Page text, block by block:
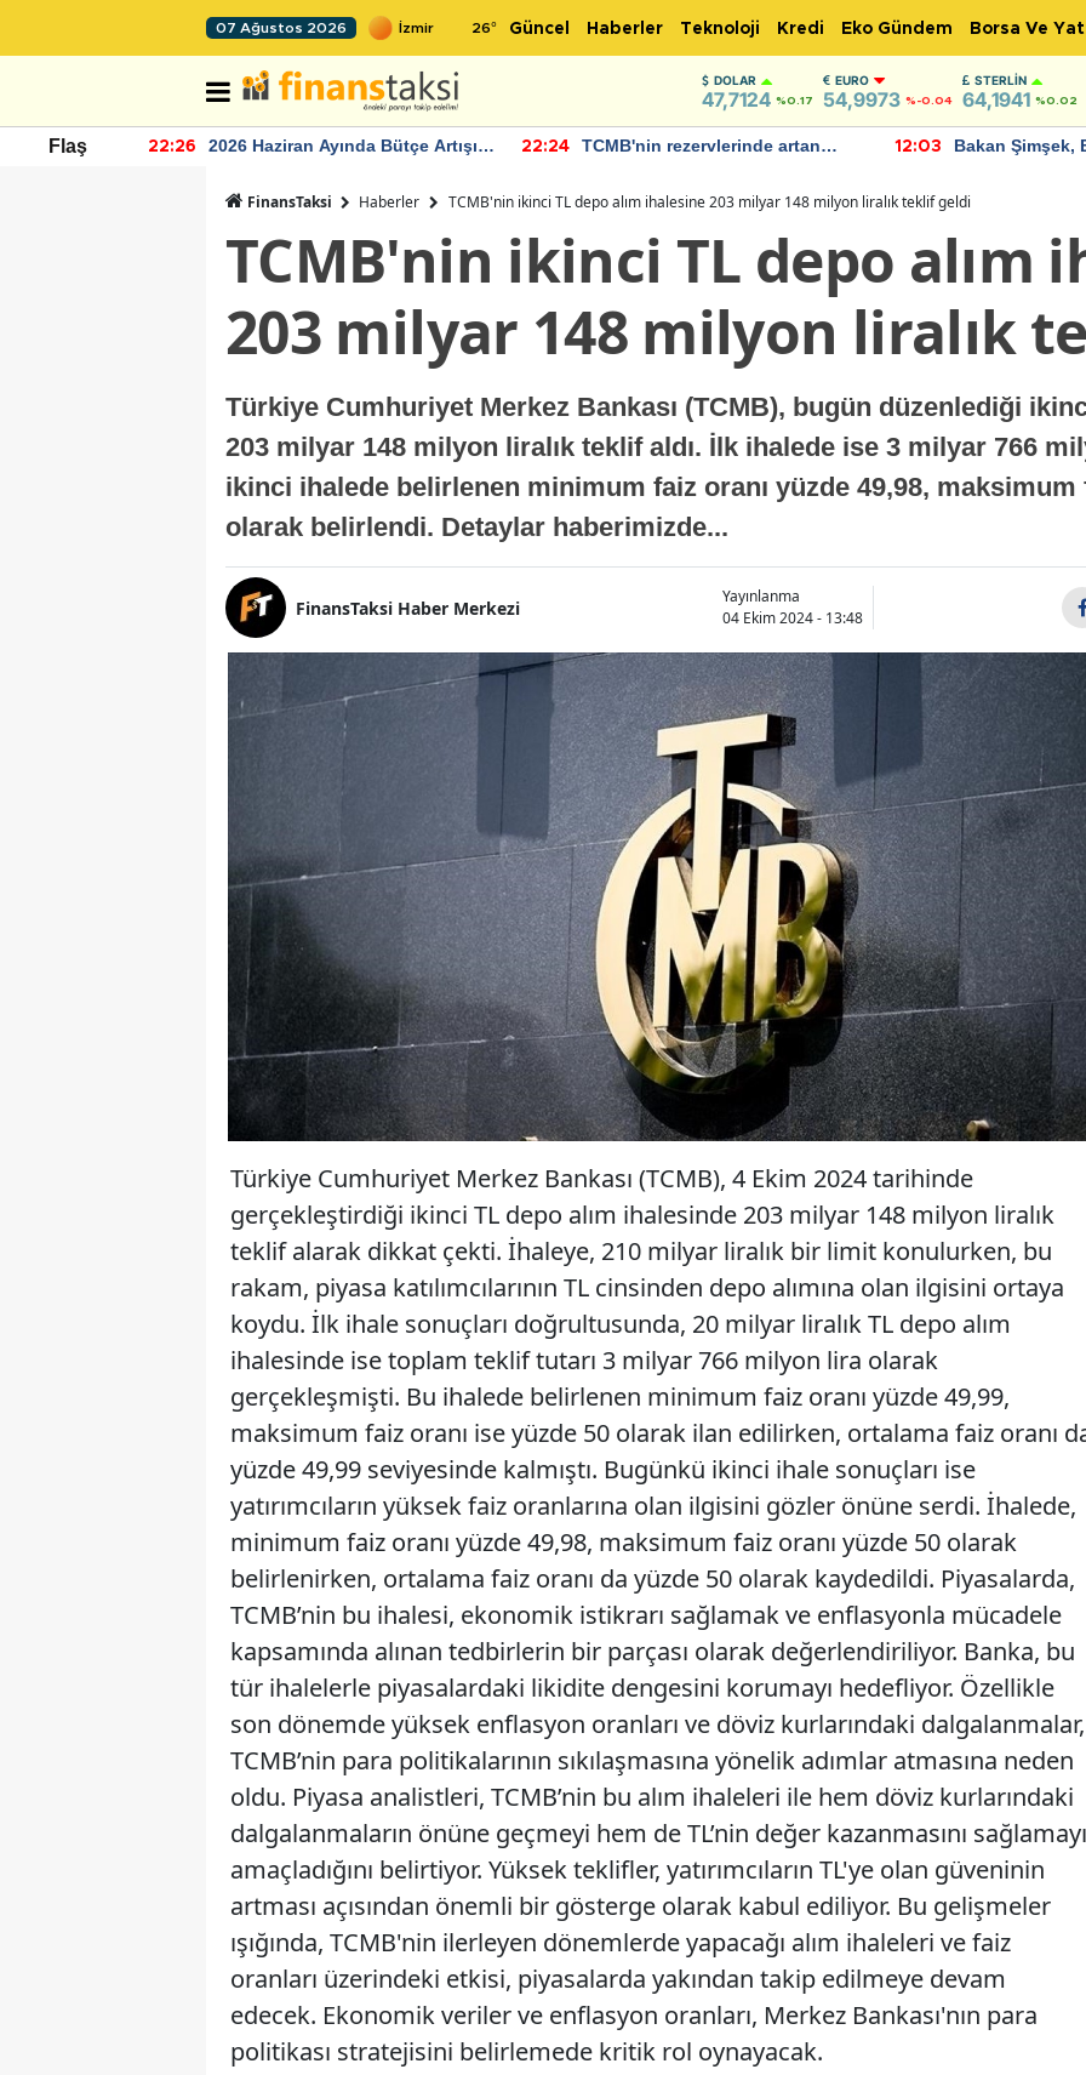
07 Ağustos 2026 26° Güncel Haberler Teknoloji Kredi Eko Gündem Borsa Ve
DOLAR
47,7124 %0.17
EURO
54,9973 %-0.04
STERLIN
64,1941 %0.02
Flaş 22:26
2026 Haziran Ayında Bütçe Artışı
22:24
TCMB'nin rezervlerinde artan
12:03
Bakan Şimşek,
FinansTaksi Haberler TCMB'nin ikinci TL depo alım ihalesine 203 milyar 148 milyon liralık teklif geldi
TCMB'nin ikinci TL depo alım
203 milyar 148 milyon liralık
Türkiye Cumhuriyet Merkez Bankası (TCMB), bugün düzenlediği
203 milyar 148 milyon liralık teklif aldı. İlk ihalede ise 3 milyar 766
ikinci ihalede belirlenen minimum faiz oranı yüzde 49,98, maksimum
olarak belirlendi. Detaylar haberimizde...
FinansTaksi Haber Merkezi
Yayınlanma
04 Ekim 2024 - 13:48
Türkiye Cumhuriyet Merkez Bankası (TCMB), 4 Ekim 2024 tarihinde
gerçekleştirdiği ikinci TL depo alım ihalesinde 203 milyar 148 milyon liralık
teklif alarak dikkat çekti. İhaleye, 210 milyar liralık bir limit konulurken, bu
rakam, piyasa katılımcılarının TL cinsinden depo alımına olan ilgisini ortaya
koydu. İlk ihale sonuçları doğrultusunda, 20 milyar liralık TL depo alım
ihalesinde ise toplam teklif tutarı 3 milyar 766 milyon lira olarak
gerçekleşmişti. Bu ihalede belirlenen minimum faiz oranı yüzde 49,99,
maksimum faiz oranı ise yüzde 50 olarak ilan edilirken, ortalama faiz oranı
yüzde 49,99 seviyesinde kalmıştı. Bugünkü ikinci ihale sonuçları ise
yatırımcıların yüksek faiz oranlarına olan ilgisini gözler önüne serdi. İhalede,
minimum faiz oranı yüzde 49,98, maksimum faiz oranı yüzde 50 olarak
belirlenirken, ortalama faiz oranı da yüzde 50 olarak kaydedildi. Piyasalarda,
TCMB’nin bu ihalesi, ekonomik istikrarı sağlamak ve enflasyonla mücadele
kapsamında alınan tedbirlerin bir parçası olarak değerlendiriliyor. Banka, bu
tür ihalelerle piyasalardaki likidite dengesini korumayı hedefliyor. Özellikle
son dönemde yüksek enflasyon oranları ve döviz kurlarındaki dalgalanmalar,
TCMB’nin para politikalarının sıkılaşmasına yönelik adımlar atmasına neden
oldu. Piyasa analistleri, TCMB’nin bu alım ihaleleri ile hem döviz kurlarındaki
dalgalanmaların önüne geçmeyi hem de TL’nin değer kazanmasını sağlamayı
amaçladığını belirtiyor. Yüksek teklifler, yatırımcıların TL'ye olan güveninin
artması açısından önemli bir gösterge olarak kabul ediliyor. Bu gelişmeler
ışığında, TCMB'nin ilerleyen dönemlerde yapacağı alım ihaleleri ve faiz
oranları üzerindeki etkisi, piyasalarda yakından takip edilmeye devam
edecek. Ekonomik veriler ve enflasyon oranları, Merkez Bankası'nın para
politikası stratejisini belirlemede kritik rol oynayacak.